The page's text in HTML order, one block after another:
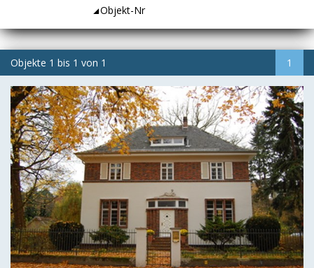
Objekt-Nr
Objekte 1 bis 1 von 1 1